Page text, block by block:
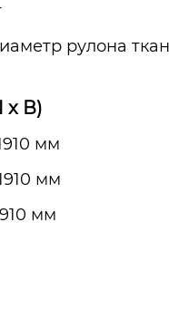
рулона
x В)
мм
мм
мм